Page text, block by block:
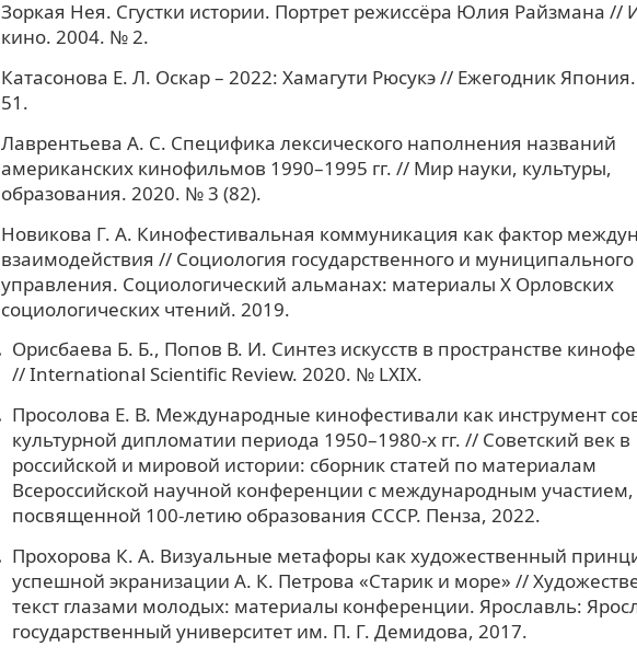
Зоркая Нея. Сгустки истории. Портрет режиссёра Юлия Райзмана //
кино. 2004. № 2.
Катасонова Е. Л. Оскар – 2022: Хамагути Рюсукэ // Ежегодник
51.
Лаврентьева А. С. Специфика лексического наполнения названий
американских кинофильмов 1990–1995 гг. // Мир науки, культуры,
образования. 2020. № 3 (82).
Новикова Г. А. Кинофестивальная коммуникация как фактор
взаимодействия // Социология государственного и муниципального
управления. Социологический альманах: материалы X Орловских
социологических чтений. 2019.
Орисбаева Б. Б., Попов В. И. Синтез искусств в пространстве
// International Scientific Review. 2020. № LXIX.
Просолова Е. В. Международные кинофестивали как инструмент
культурной дипломатии периода 1950–1980-х гг. // Советский век в
российской и мировой истории: сборник статей по материалам
Всероссийской научной конференции с международным участием,
посвященной 100-летию образования СССР. Пенза, 2022.
Прохорова К. А. Визуальные метафоры как художественный
успешной экранизации А. К. Петрова «Старик и море» //
текст глазами молодых: материалы конференции. Ярославль:
государственный университет им. П. Г. Демидова, 2017.